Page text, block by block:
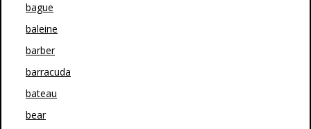
bague
baleine
barber
barracuda
bateau
bear